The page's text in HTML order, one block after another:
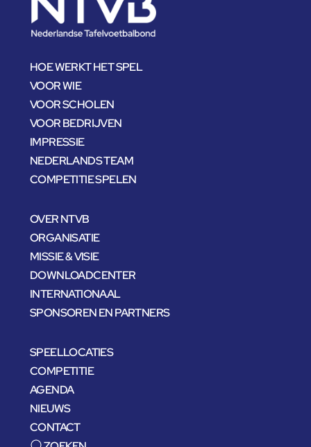
HOE WERKT HET SPEL
VOOR WIE
VOOR SCHOLEN
VOOR BEDRIJVEN
IMPRESSIE
NEDERLANDS TEAM
COMPETITIE SPELEN
OVER NTVB
ORGANISATIE
MISSIE & VISIE
DOWNLOADCENTER
INTERNATIONAAL
SPONSOREN EN PARTNERS
SPEELLOCATIES
COMPETITIE
AGENDA
NIEUWS
CONTACT